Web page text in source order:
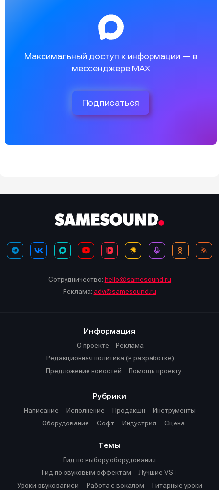
Максимальный доступ к информации — в
мессенджере MAX
Подписаться
Сотрудничество: hello@samesound.ru
Реклама: adv@samesound.ru
Информация
О проекте
Реклама
Редакционная политика (в разработке)
Предложение новостей
Помощь проекту
Рубрики
Написание
Исполнение Продакшн
Инструменты
Оборудование
Софт Индустрия Сцена
Темы
Гид по выбору оборудования
Гид по звуковым эффектам
Лучшие VST
Уроки звукозаписи
Работа с вокалом
Гитарные уроки